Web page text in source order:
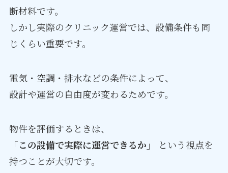
断材料です。
しかし実際のクリニック運営では、設備条件も同
じくらい重要です。
電気・空調・排水などの条件によって、
設計や運営の自由度が変わるためです。
物件を評価するときは、
「この設備で実際に運営できるか」
という視点を
持つことが大切です。